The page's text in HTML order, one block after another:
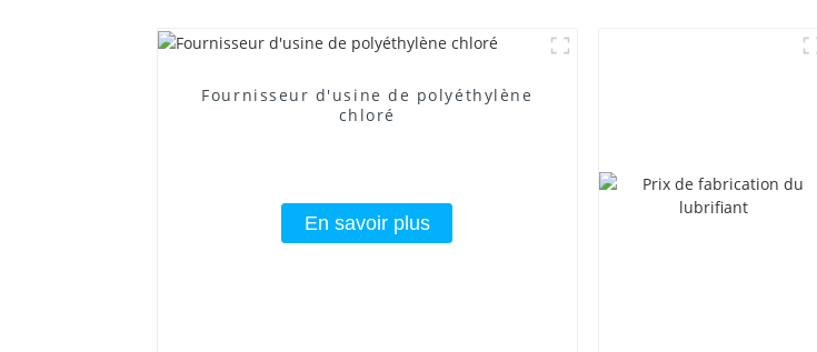
Fournisseur d'usine de polyéthylène
chloré
En savoir plus